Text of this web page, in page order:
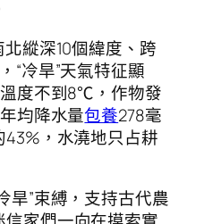
縱深10個緯度、跨
“冷旱”天氣特征顯
溫度不到8℃，作物發
均降水量包養278毫
，水澆地只占耕
旱”束縛，支持古代農